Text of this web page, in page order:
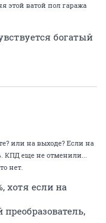
этой ватой пол гаража
богатый
или на выходе? Если на
КПД еще не отменили...
нет.
хотя если на